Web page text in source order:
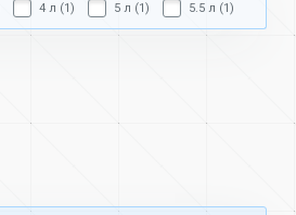
4 л (1) 5 л (1) 5.5 л (1)